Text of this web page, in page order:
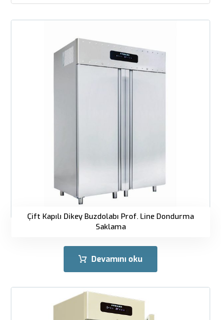
Çift Kapılı Dikey Buzdolabı Prof. Line Dondurma
Saklama
Devamını oku